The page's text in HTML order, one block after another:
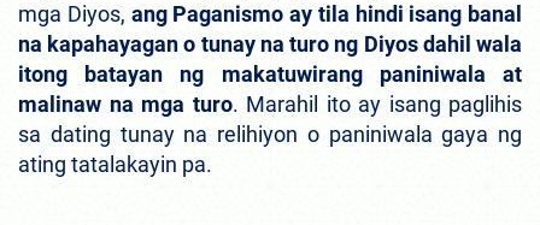
mga Diyos, ang Paganismo ay tila hindi isang banal
na kapahayagan o tunay na turo ng Diyos dahil wala
itong batayan ng makatuwirang paniniwala at
malinaw na mga turo. Marahil ito ay isang paglihis
sa dating tunay na relihiyon o paniniwala gaya ng
ating tatalakayin pa.